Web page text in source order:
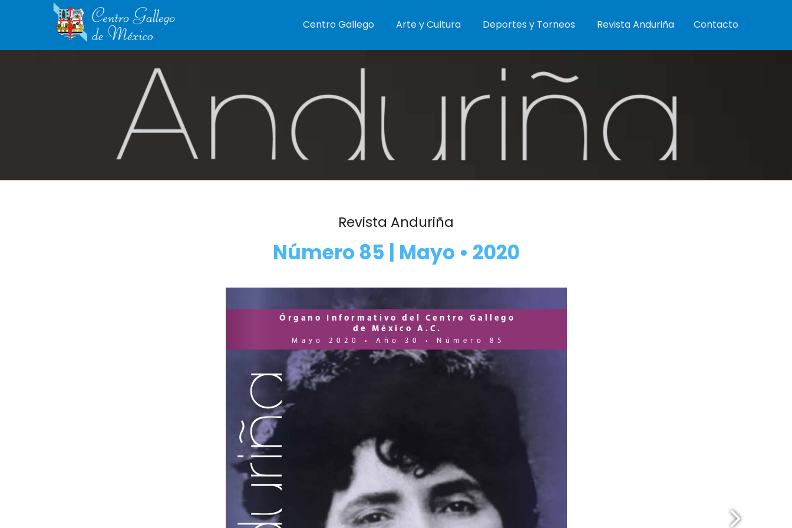
Centro Gallego Arte y Cultura Deportes y Torneos Revista Anduriña Contacto
Revista Anduriña
Número 85 | Mayo • 2020